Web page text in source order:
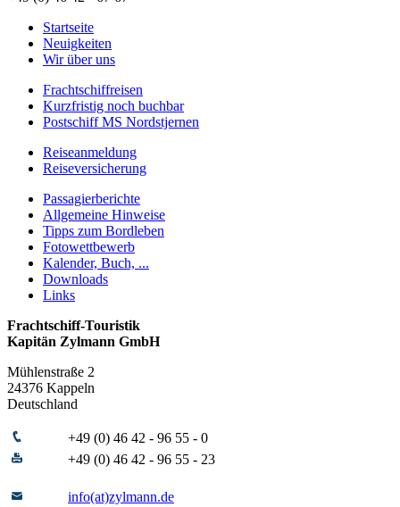
Startseite
Neuigkeiten
Wir über uns
Frachtschiffreisen
Kurzfristig noch buchbar
Postschiff MS Nordstjernen
Reiseanmeldung
Reiseversicherung
Passagierberichte
Allgemeine Hinweise
Tipps zum Bordleben
Fotowettbewerb
Kalender, Buch, ...
Downloads
Links
Frachtschiff-Touristik
Kapitän Zylmann GmbH
Mühlenstraße 2
24376 Kappeln
Deutschland
+49 (0) 46 42 - 96 55 - 0
+49 (0) 46 42 - 96 55 - 23
info(at)zylmann.de